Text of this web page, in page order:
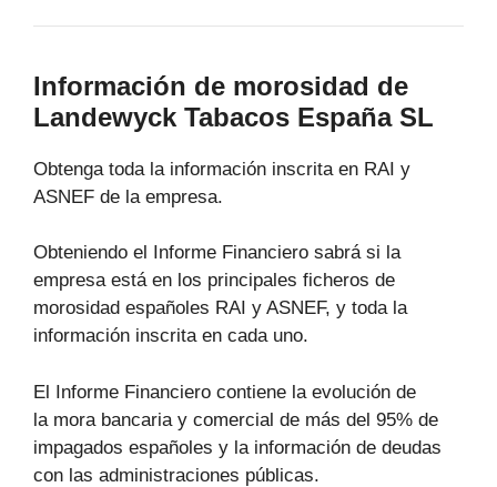
Información de morosidad de
Landewyck Tabacos España SL
Obtenga toda la información inscrita en RAI y
ASNEF de la empresa.
Obteniendo el Informe Financiero sabrá si la
empresa está en los principales ficheros de
morosidad españoles RAI y ASNEF, y toda la
información inscrita en cada uno.
El Informe Financiero contiene la evolución de
la mora bancaria y comercial de más del 95% de
impagados españoles y la información de deudas
con las administraciones públicas.